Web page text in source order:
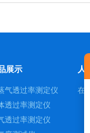
展示
气透过率测定仪
透过率测定仪
透过率测定仪
人
在